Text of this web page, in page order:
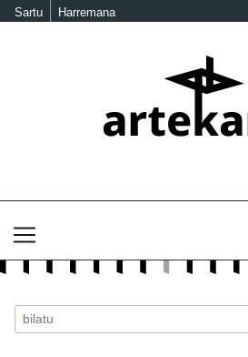
Sartu Harremana